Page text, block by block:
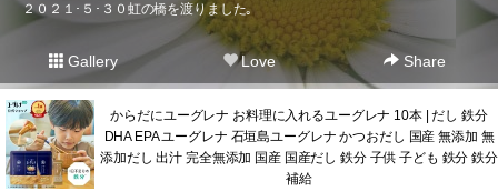
２０２１･５･３０虹の橋を渡りました｡
Gallery Love Share
からだにユーグレナ お料理に入れるユーグレナ 10本 | だし 鉄分
DHA EPA ユーグレナ 石垣島ユーグレナ かつおだし 国産 無添加 無
添加だし 出汁 完全無添加 国産 国産だし 鉄分 子供 子ども 鉄分 鉄分
補給